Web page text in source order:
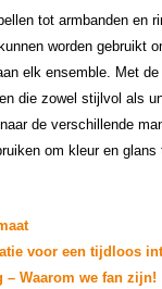
tot armbanden en
worden gebruikt
elk ensemble. Met
die zowel stijlvol als
de verschillende
om kleur en glans
voor een tijdloos
– Waarom we fan zijn!